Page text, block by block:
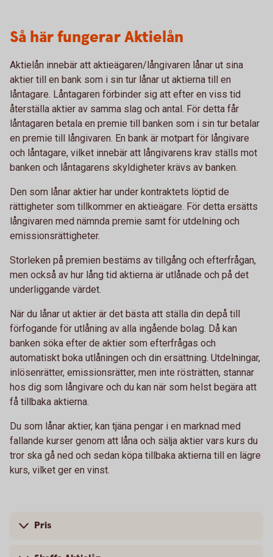
Så här fungerar Aktielån
Aktielån innebär att aktieägaren/långivaren lånar ut sina
aktier till en bank som i sin tur lånar ut aktierna till en
låntagare. Låntagaren förbinder sig att efter en viss tid
återställa aktier av samma slag och antal. För detta får
låntagaren betala en premie till banken som i sin tur betalar
en premie till långivaren. En bank är motpart för långivare
och låntagare, vilket innebär att långivarens krav ställs mot
banken och låntagarens skyldigheter krävs av banken.
Den som lånar aktier har under kontraktets löptid de
rättigheter som tillkommer en aktieägare. För detta ersätts
långivaren med nämnda premie samt för utdelning och
emissionsrättigheter.
Storleken på premien bestäms av tillgång och efterfrågan,
men också av hur lång tid aktierna är utlånade och på det
underliggande värdet.
När du lånar ut aktier är det bästa att ställa din depå till
förfogande för utlåning av alla ingående bolag. Då kan
banken söka efter de aktier som efterfrågas och
automatiskt boka utlåningen och din ersättning. Utdelningar,
inlösenrätter, emissionsrätter, men inte rösträtten, stannar
hos dig som långivare och du kan när som helst begära att
få tillbaka aktierna.
Du som lånar aktier, kan tjäna pengar i en marknad med
fallande kurser genom att låna och sälja aktier vars kurs du
tror ska gå ned och sedan köpa tillbaka aktierna till en lägre
kurs, vilket ger en vinst.
Pris